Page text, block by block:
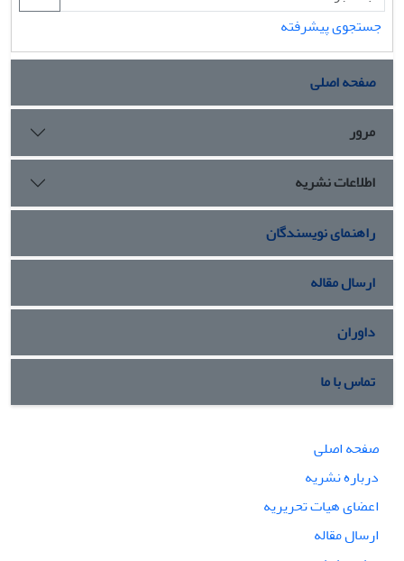
جستجوی پیشرفته
صفحه اصلی
مرور
اطلاعات نشریه
راهنمای نویسندگان
ارسال مقاله
داوران
تماس با ما
صفحه اصلی
درباره نشریه
اعضای هیات تحریریه
ارسال مقاله